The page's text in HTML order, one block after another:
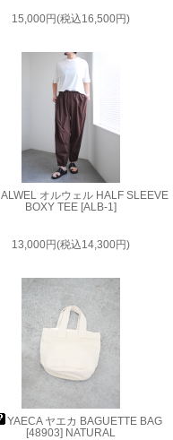
15,000円(税込16,500円)
ALWEL オルウェル HALF SLEEVE
BOXY TEE [ALB-1]
13,000円(税込14,300円)
YAECA ヤエカ BAGUETTE BAG
[48903] NATURAL